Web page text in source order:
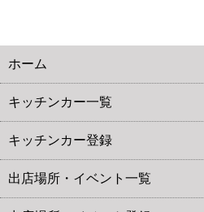
ホーム
キッチンカー一覧
キッチンカー登録
出店場所・イベント一覧